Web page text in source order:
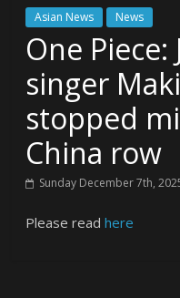
Asian News News
One Piece:
singer
stopped
China row
Sunday December 7th,
Please readhere